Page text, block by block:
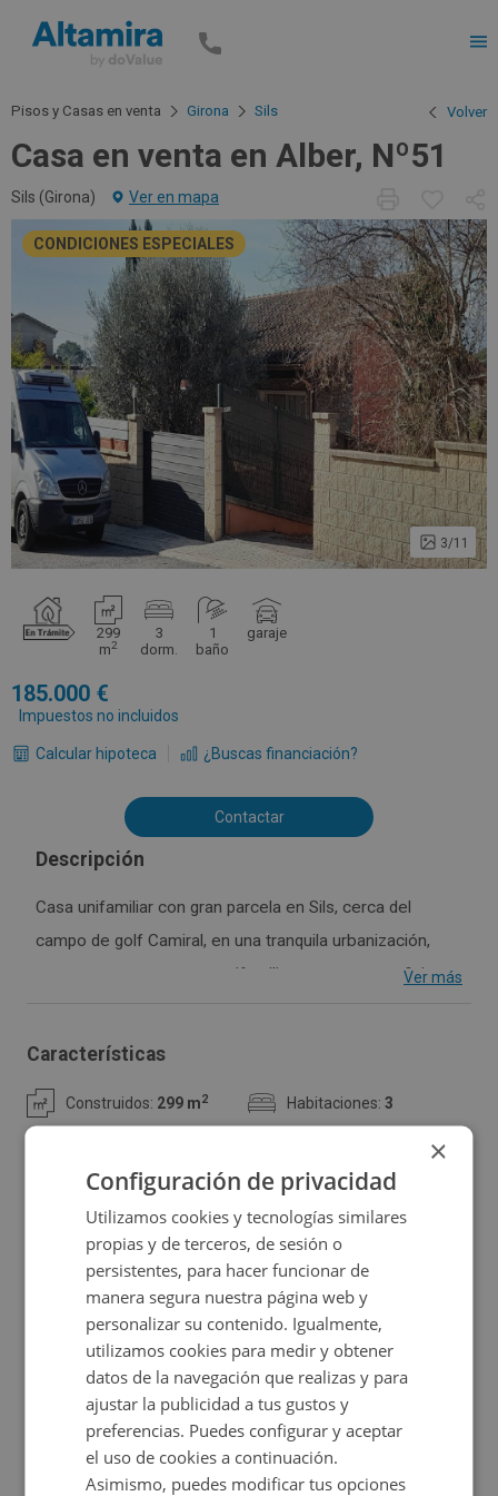
Pisos y Casas en venta Girona Sils Volver
Casa en venta en Alber, Nº51
Sils (Girona) Ver en mapa
CONDICIONES ESPECIALES
3/11
299
m2
3
dorm.
1
baño
garaje
185.000
Impuestos no incluidos
Calcular hipoteca ¿Buscas financiación?
Contactar
Descripción
Casa unifamiliar con gran parcela en Sils, cerca del
campo de golf Camiral, en una tranquila urbanización,
encontramos esta casa unifamiliar con una superficie
La vivienda se distribuye en dos plantas: la planta baja
alberga la vivienda principal de 130 m², con una
distribución probable de 3 dormitorios, salón-comedor,
cocina y un baño. Actualmente, la propiedad se
encuentra okupada y no es posible realizar visitas. Su
amplia parcela ofrece múltiples posibilidades para
disfrutar del aire libre, con espacio suficiente para jardín,
huerto o incluso una piscina. Una excelente oportunidad
para inversores o para quienes buscan una propiedad
con gran potencial en una zona tranquila y bien
comunicada.
Consulta las condiciones especialesde este inmueble.
Ver más
Características
Construidos: 299 m2 Habitaciones: 3
Certificado energético
Ubicación
Ampliar mapa
×
Configuración de privacidad
Utilizamos cookies y tecnologías similares
propias y de terceros, de sesión o
persistentes, para hacer funcionar de
manera segura nuestra página web y
personalizar su contenido. Igualmente,
utilizamos cookies para medir y obtener
datos de la navegación que realizas y para
ajustar la publicidad a tus gustos y
preferencias. Puedes configurar y aceptar
el uso de cookies a continuación.
Asimismo, puedes modificar tus opciones